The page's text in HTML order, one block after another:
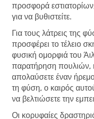
προσφορά
για να βυθιστείτε.
Για τους λάτρεις της
προσφέρει το τέλειο
φυσική ομορφιά του
παρατήρηση πουλιών,
απολαύσετε έναν
τη φύση, ο καιρός
να βελτιώσετε την
Οι κορυφαίες